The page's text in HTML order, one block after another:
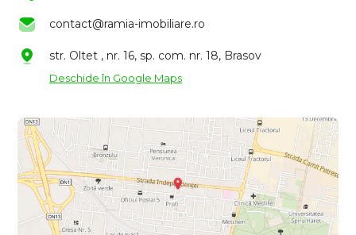
contact@ramia-imobiliare.ro
str. Oltet , nr. 16, sp. com. nr. 18, Brasov
Deschide în Google Maps